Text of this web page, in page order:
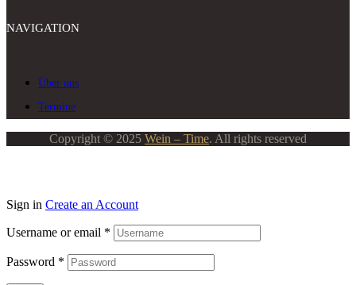
NAVIGATION
Über uns
Termine
Copyright © 2025 Wein – Time. All rights reserved
Sign in Create an Account
Username or email *
Password *